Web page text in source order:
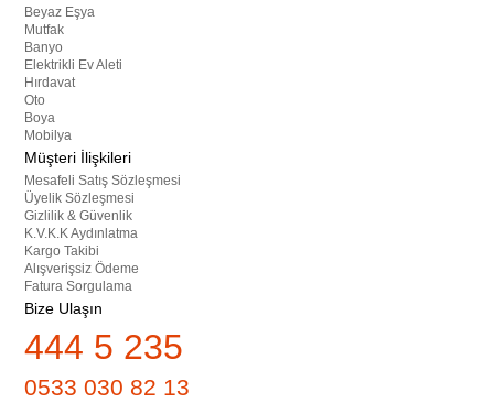
Beyaz Eşya
Mutfak
Banyo
Elektrikli Ev Aleti
Hırdavat
Oto
Boya
Mobilya
Müşteri İlişkileri
Mesafeli Satış Sözleşmesi
Üyelik Sözleşmesi
Gizlilik & Güvenlik
K.V.K.K Aydınlatma
Kargo Takibi
Alışverişsiz Ödeme
Fatura Sorgulama
Bize Ulaşın
444 5 235
0533 030 82 13